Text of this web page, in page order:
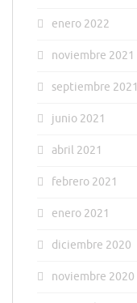
enero 2022
noviembre 2021
septiembre 2021
junio 2021
abril 2021
febrero 2021
enero 2021
diciembre 2020
noviembre 2020